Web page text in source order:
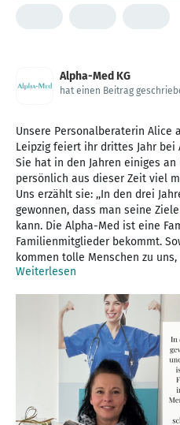
Alpha-Med KG
hat einen Beitrag
Unsere Personalberaterin Alice
Leipzig feiert ihr drittes Jahr bei
Sie hat in den Jahren einiges
persönlich aus dieser Zeit viel
Uns erzählt sie: ,,In den drei
gewonnen, dass man seine
kann. Die Alpha-Med ist eine
Familienmitglieder bekommt.
kommen tolle Menschen zu
Weiterlesen